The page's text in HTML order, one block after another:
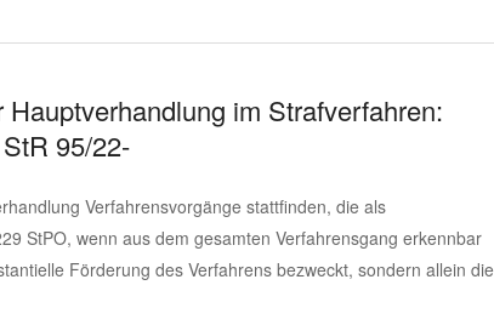
im Strafverfahren:
95/22-
Verfahrensvorgänge stattfinden, die als
StPO, wenn aus dem gesamten Verfahrensgang erkennbar
Förderung des Verfahrens bezweckt, sondern allein die